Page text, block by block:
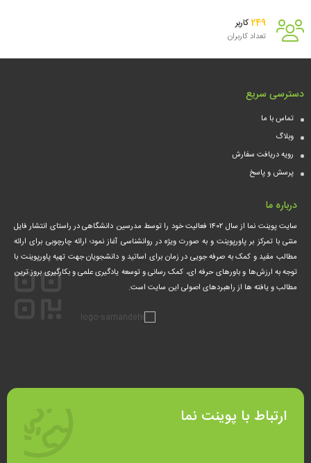
249 کاربر
تعداد کاربران
دسترسی سریع
تماس با ما
وبلاگ
رویه دریافت سفارش
پرسش و پاسخ
درباره ما
سایت پوینت نما از سال ۱۴۰۲ فعالیت خود را توسط مدرسین دانشگاهی در راستای انتشار فایل
متنی با تمرکز بر پاورپوینت و به صورت ویژه در روانشناسی آغاز نمود؛ ارائه چارچوبی برای ارائه
مطالب مفید و کمک‌ به صرفه جویی در زمان برای اساتید و دانشجویان جهت تهیه پاورپوینت با
توجه به ارزش‌ها و باورهای حرفه ای، کمک‌ رسانی و توسعه یادگیری علمی و بکارگیری بروز ترین
مطالب و یافته ها از راهبردهای اصولی این سایت است.
ارتباط با پوینت نما